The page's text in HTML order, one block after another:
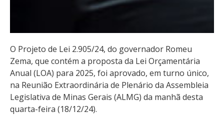
O Projeto de Lei 2.905/24, do governador Romeu
Zema, que contém a proposta da Lei Orçamentária
Anual (LOA) para 2025, foi aprovado, em turno único,
na Reunião Extraordinária de Plenário da Assembleia
Legislativa de Minas Gerais (ALMG) da manhã desta
quarta-feira (18/12/24).